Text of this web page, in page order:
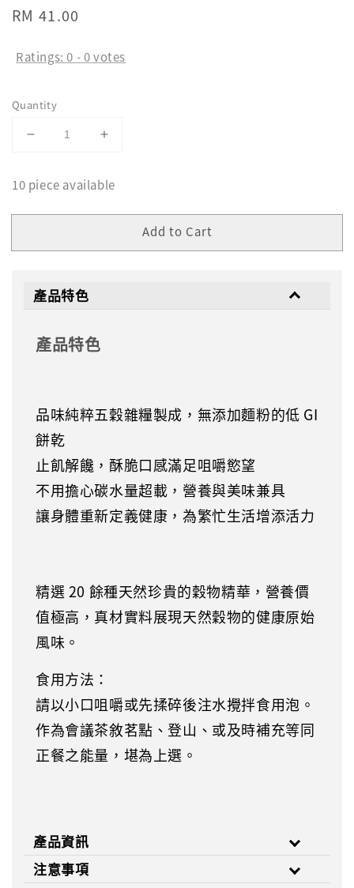
Regular
RM 41.00
Ratings:0 -0votes
Quantity
10 piece available
Add to Cart
產品特色
產品特色
品味純粹五穀雜糧製成，無添加麵粉的低 GI
餅乾
止飢解饞，酥脆口感滿足咀嚼慾望
不用擔心碳水量超載，營養與美味兼具
讓身體重新定義健康，為繁忙生活增添活力
精選 20 餘種天然珍貴的穀物精華，營養價
值極高，真材實料展現天然穀物的健康原始
風味。
食用方法：
請以小口咀嚼或先揉碎後注水攪拌食用泡。
作為會議茶敘茗點、登山、或及時補充等同
正餐之能量，堪為上選。
產品資訊
注意事項